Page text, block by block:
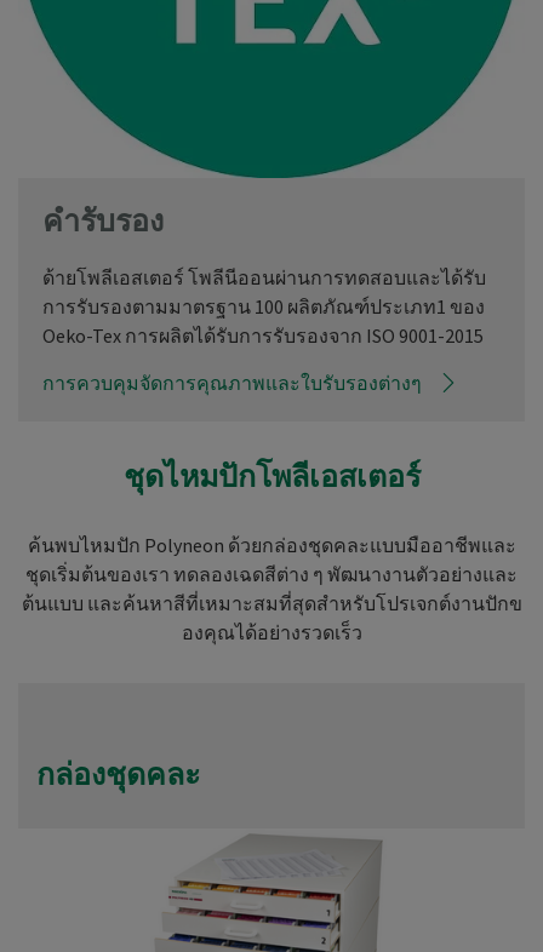
คำรับรอง
ด้ายโพลีเอสเตอร์ โพลีนีออนผ่านการทดสอบและได้รับ
การรับรองตามมาตรฐาน 100 ผลิตภัณฑ์ประเภท1 ของ
Oeko-Tex การผลิตได้รับการรับรองจาก ISO 9001-2015
การควบคุมจัดการคุณภาพและใบรับรองต่างๆ
ชุดไหมปักโพลีเอสเตอร์
ค้นพบไหมปัก Polyneon ด้วยกล่องชุดคละแบบมืออาชีพและ
ชุดเริ่มต้นของเรา ทดลองเฉดสีต่าง ๆ พัฒนางานตัวอย่างและ
ต้นแบบ และค้นหาสีที่เหมาะสมที่สุดสำหรับโปรเจกต์งานปักข
องคุณได้อย่างรวดเร็ว
กล่องชุดคละ